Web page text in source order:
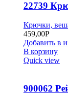
22739
Крючки,
459,00Р
Добавить в
В корзину
Quick view
900062